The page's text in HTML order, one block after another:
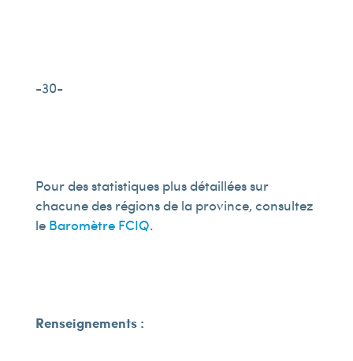
-30-
Pour des statistiques plus détaillées sur
chacune des régions de la province, consultez
le Baromètre FCIQ.
Renseignements :